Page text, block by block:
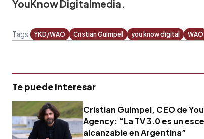
YouKnow Digitalmedia.
Tags: YKD/WAO Cristian Guimpel you know digital WAO
Te puede interesar
Cristian Guimpel, CEO de
Agency: “La TV 3.0 es un
alcanzable en Argentina”